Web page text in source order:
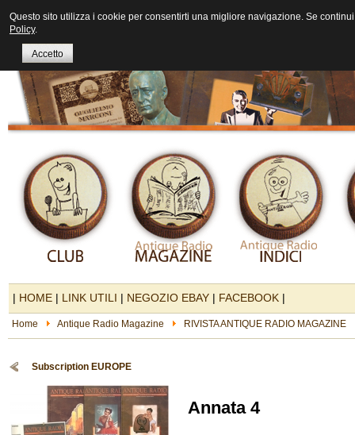
| HOME | LINK UTILI | NEGOZIO EBAY | FACEBOOK |
Home Antique Radio Magazine RIVISTA ANTIQUE RADIO MAGAZINE
Subscription EUROPE
Annata 4
Questo sito utilizza i cookie per consentirti una migliore navigazione. Se
Policy.
Accetto